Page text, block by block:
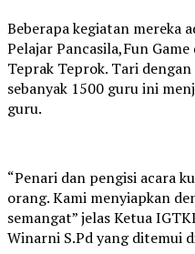
Beberapa kegiatan mereka
Pelajar Pancasila,Fun
Teprak Teprok. Tari
sebanyak 1500 guru ini
guru.
“Penari dan pengisi acara
orang. Kami menyiapkan
semangat” jelas Ketua
Winarni S.Pd yang ditemui